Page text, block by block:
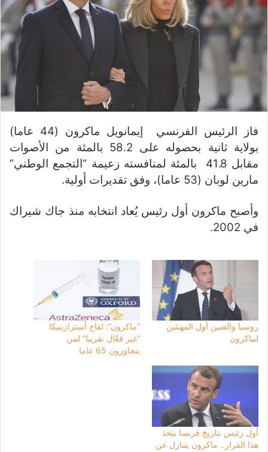
فاز الرئيس الفرنسي إيمانويل ماكرون (44 عاما)
بولاية ثانية بحصوله على 58.2 بالمئة من الأصوات
مقابل 41.8 بالمئة لمنافسته زعيمة “التجمع الوطني”
مارين لوبان (53 عاما)، وفق تقديرات أولية.
وأصبح ماكرون أول رئيس يُعاد انتخابه منذ جاك شيراك
في 2002.
روسيا والصين أول المهنئين
لماكرون
“ماكرون”: لقاح أسترازينيكا
“غير فعّال تقريبا” لمن
يتجاوزون 65 عاما
أول رئيس بتاريخ فرنسا يتخذ
هذا القرار.. ماكرون يتنازل عن